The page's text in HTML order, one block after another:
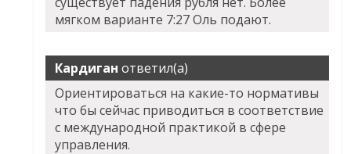
мягком варианте 7:27 Оль подают.
Кардиган ответил(а)
Ориентироваться на какие-то нормативы
что бы сейчас приводиться в соответствие
с международной практикой в сфере
управления.